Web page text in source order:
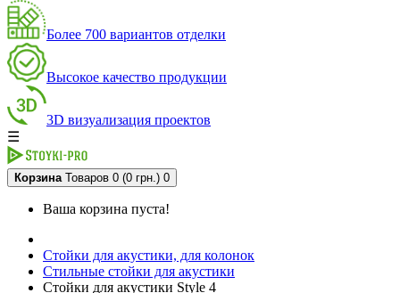
Более 700 вариантов отделки
Высокое качество продукции
3D визуализация проектов
☰
Корзина Товаров 0 (0 грн.) 0
Ваша корзина пуста!
Стойки для акустики, для колонок
Стильные стойки для акустики
Стойки для акустики Style 4